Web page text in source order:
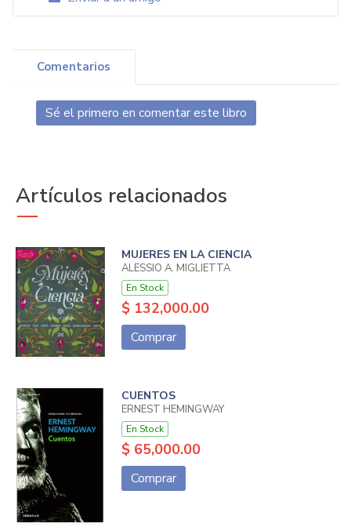
Comentarios
Sé el primero en comentar este libro
Artículos relacionados
MUJERES EN LA CIENCIA
ALESSIO A. MIGLIETTA
En Stock
$ 132,000.00
Comprar
CUENTOS
ERNEST HEMINGWAY
En Stock
$ 65,000.00
Comprar